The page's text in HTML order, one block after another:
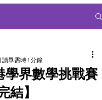
學界數學挑戰賽
結】
讀畢需時 1 分鐘